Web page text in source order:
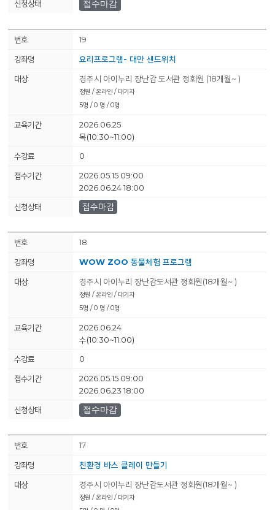
접수마감
19
요리프로그램- 대만 샌드위치
경주시 아이누리 장난감 도서관 정회원 (18개월~ )
정원 / 온라인 / 대기자
5명 / 0 명 / 0명
2026.06.25
목(10:30~11:00)
0
2026.05.15 09:00
2026.06.24 18:00
접수마감
18
WOW ZOO 동물체험 프로그램
경주시 아이누리 장난감도서관 정회원(18개월~ )
정원 / 온라인 / 대기자
5명 / 0 명 / 0명
2026.06.24
수(10:30~11:00)
0
2026.05.15 09:00
2026.06.23 18:00
접수마감
17
친환경 바스 클레이 만들기
경주시 아이누리 장난감도서관 정회원(18개월~ )
정원 / 온라인 / 대기자